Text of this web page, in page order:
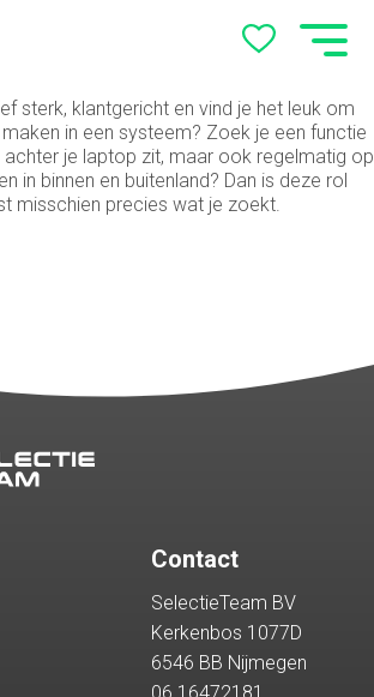
sterk, klantgericht en vind je het leuk om
in een systeem? Zoek je een functie
achter je laptop zit, maar ook regelmatig op
in binnen en buitenland? Dan is deze rol
misschien precies wat je zoekt.
Contact
SelectieTeam BV
Kerkenbos 1077D
6546 BB Nijmegen